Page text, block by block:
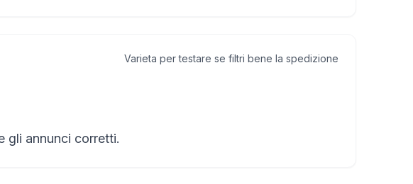
Varieta per testare se filtri bene la spedizione
gli annunci corretti.